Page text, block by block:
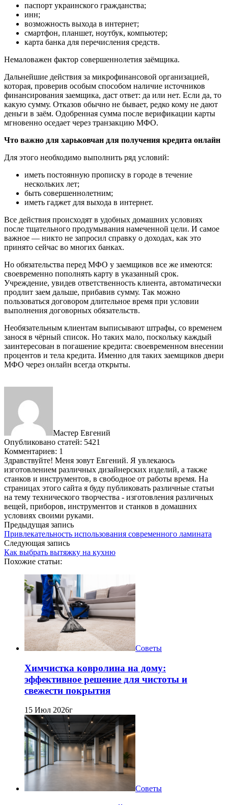
паспорт украинского гражданства;
инн;
возможность выхода в интернет;
смартфон, планшет, ноутбук, компьютер;
карта банка для перечисления средств.
Немаловажен фактор совершеннолетия заёмщика.
Дальнейшие действия за микрофинансовой организацией,
которая, проверив особым способом наличие источников
финансирования заемщика, даст ответ: да или нет. Если да, то
какую сумму. Отказов обычно не бывает, редко кому не дают
деньги в заём. Одобренная сумма после верификации карты
мгновенно оседает через транзакцию МФО.
Что важно для харьковчан для получения кредита онлайн
Для этого необходимо выполнить ряд условий:
иметь постоянную прописку в городе в течение
нескольких лет;
быть совершеннолетним;
иметь гаджет для выхода в интернет.
Все действия происходят в удобных домашних условиях
после тщательного продумывания намеченной цели. И самое
важное — никто не запросил справку о доходах, как это
принято сейчас во многих банках.
Но обязательства перед МФО у заемщиков все же имеются:
своевременно пополнять карту в указанный срок.
Учреждение, увидев ответственность клиента, автоматически
продлит заем дальше, прибавив сумму. Так можно
пользоваться договором длительное время при условии
выполнения договорных обязательств.
Необязательным клиентам выписывают штрафы, со временем
занося в чёрный список. Но таких мало, поскольку каждый
заинтересован в погашение кредита: своевременном внесении
процентов и тела кредита. Именно для таких заемщиков двери
МФО через онлайн всегда открыты.
Мастер Евгений
Опубликовано статей: 5421
Комментариев: 1
Здравствуйте! Меня зовут Евгений. Я увлекаюсь
изготовлением различных дизайнерских изделий, а также
станков и инструментов, в свободное от работы время. На
страницах этого сайта я буду публиковать различные статьи
на тему технического творчества - изготовления различных
вещей, приборов, инструментов и станков в домашних
условиях своими руками.
Предыдущая запись
Привлекательность использования современного ламината
Следующая запись
Как выбрать вытяжку на кухню
Похожие статьи:
Советы
Химчистка ковролина на дому:
эффективное решение для чистоты и
свежести покрытия
15 Июл 2026г
Советы